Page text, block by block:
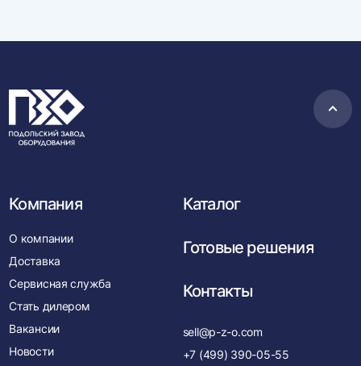
в
Компания
О компании
Доставка
Сервисная служба
Стать дилером
Вакансии
Новости
Каталог
Готовые решения
Контакты
sell@p-z-o.com
+7 (499) 390-05-55